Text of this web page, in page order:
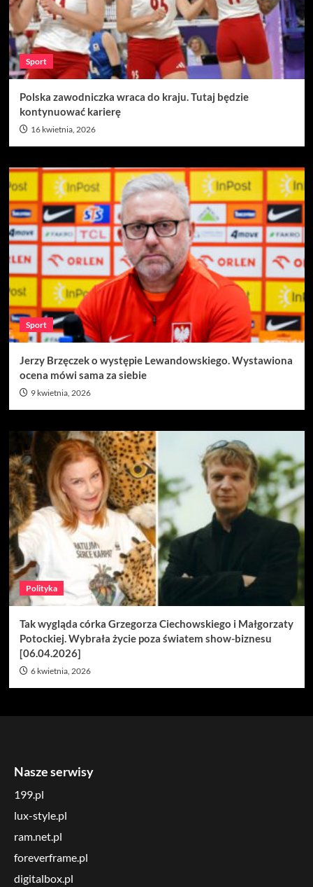
Sport
Polska zawodniczka wraca do kraju. Tutaj będzie
kontynuować karierę
16 kwietnia, 2026
Sport
Jerzy Brzęczek o występie Lewandowskiego. Wystawiona
ocena mówi sama za siebie
9 kwietnia, 2026
Polityka
Tak wygląda córka Grzegorza Ciechowskiego i Małgorzaty
Potockiej. Wybrała życie poza światem show-biznesu
[06.04.2026]
6 kwietnia, 2026
Nasze serwisy
199.pl
lux-style.pl
ram.net.pl
foreverframe.pl
digitalbox.pl